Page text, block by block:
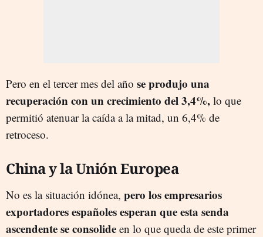
Pero en el tercer mes del año se produjo una
recuperación con un crecimiento del 3,4%, lo que
permitió atenuar la caída a la mitad, un 6,4% de
retroceso.
China y la Unión Europea
No es la situación idónea, pero los empresarios
exportadores españoles esperan que esta senda
ascendente se consolide en lo que queda de este primer